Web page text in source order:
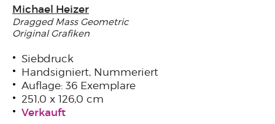
Michael Heizer
Dragged Mass Geometric
Original Grafiken
Siebdruck
Handsigniert, Nummeriert
Auflage: 36 Exemplare
251,0 x 126,0 cm
Verkauft